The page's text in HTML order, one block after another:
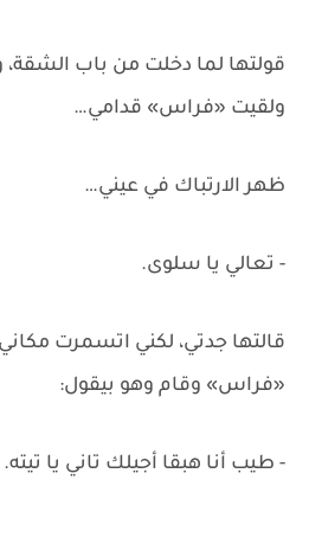
قولتها لما دخلت من باب
ولقيت «فراس» قدامي…
ظهر الارتباك في عيني…
- تعالي يا سلوى.
قالتها جدتي، لكني اتسمرت
«فراس» وقام وهو بيقول:
- طيب أنا هبقا أجيلك تاني يا تيته.